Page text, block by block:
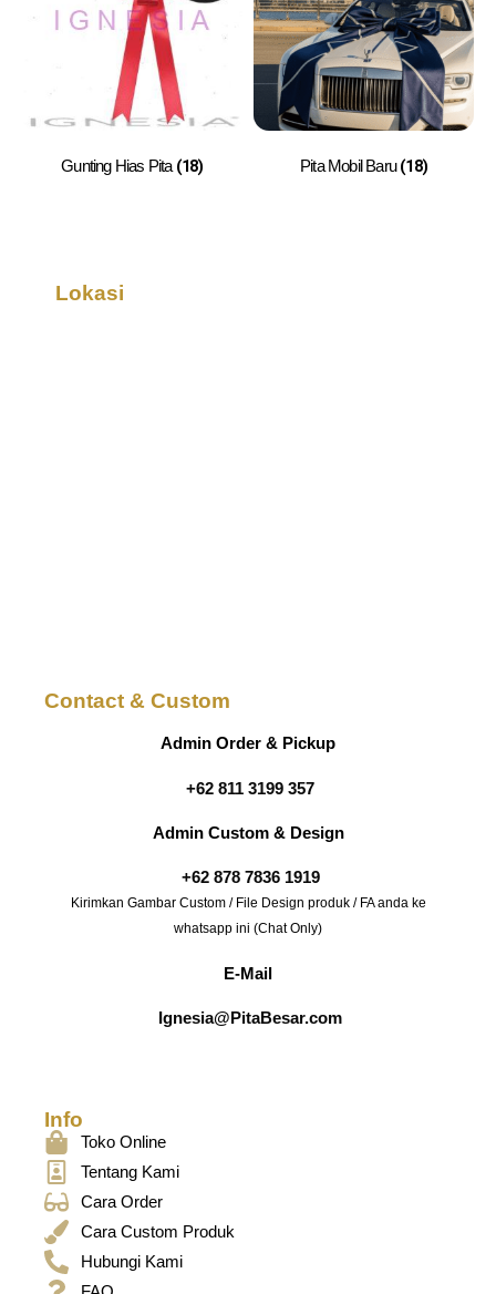
Gunting Hias Pita (18) Pita Mobil Baru(18)
Lokasi
Contact & Custom
Admin Order & Pickup
+62 811 3199 357
Admin Custom & Design
+62 878 7836 1919
Kirimkan Gambar Custom / File Design produk / FA anda ke
whatsapp ini (Chat Only)
E-Mail
Ignesia@PitaBesar.com
Info
Toko Online
Tentang Kami
Cara Order
Cara Custom Produk
Hubungi Kami